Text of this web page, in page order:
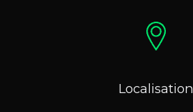
Localisation